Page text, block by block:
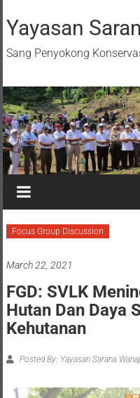
Yayasan
Sang Penyokong
Focus Group Discussion
March 22, 2021
FGD: SVLK
Hutan Dan Daya
Kehutanan
Posted By: Yayasan Sarana